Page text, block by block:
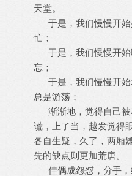
天堂。
于是，我们慢慢开始
忙；
于是，我们慢慢开始
忘；
于是，我们慢慢开始
总是游荡；
渐渐地，觉得自己被
谎，上了当，越发觉得
各自生疑，久了，两厢
先的缺点则更加荒唐。
佳偶成怨怼，分手，